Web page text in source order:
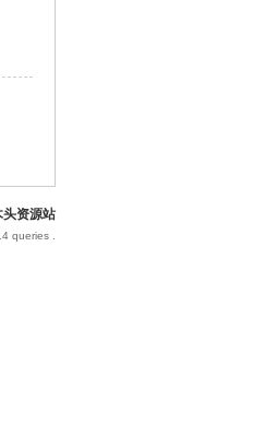
头资源站
queries .